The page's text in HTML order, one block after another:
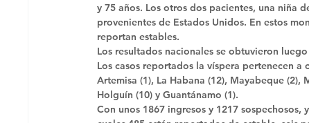
y 75 años. Los otros dos pacientes, una niña
provenientes de Estados Unidos. En estos
reportan estables.
Los resultados nacionales se obtuvieron
Los casos reportados la víspera pertenecen a
Artemisa (1), La Habana (12), Mayabeque (2),
Holguín (10) y Guantánamo (1).
Con unos 1867 ingresos y 1217